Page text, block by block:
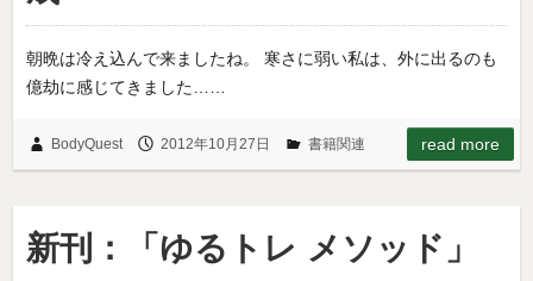
朝晩は冷え込んで来ましたね。 寒さに弱い私は、外に出るのも
億劫に感じてきました……
BodyQuest 2012年10月27日 書籍関連 read more
新刊：「ゆるトレ メソッド」